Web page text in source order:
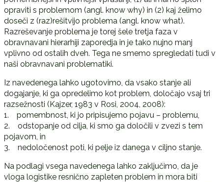
opraviti s problemom (angl. know why) in (2) kaj želimo
doseči z (raz)rešitvijo problema (angl. know what).
Razreševanje problema je torej šele tretja faza v
obravnavani hierarhiji zaporedja in je tako nujno manj
vplivno od ostalih dveh. Tega ne smemo spregledati tudi v
naši obravnavani problematiki.
Iz navedenega lahko ugotovimo, da vsako stanje ali
dogajanje, ki ga opredelimo kot problem, določajo vsaj tri
razsežnosti (Kajzer, 1983 v Rosi, 2004, 2008):
1. pomembnost, ki jo pripisujemo pojavu – problemu,
2. odstopanje od cilja, ki smo ga določili v zvezi s tem
pojavom, in
3. nedoločenost poti, ki pelje iz danega v ciljno stanje.
Na podlagi vsega navedenega lahko zaključimo, da je
vloga logistike resnično zapleten problem in mora biti